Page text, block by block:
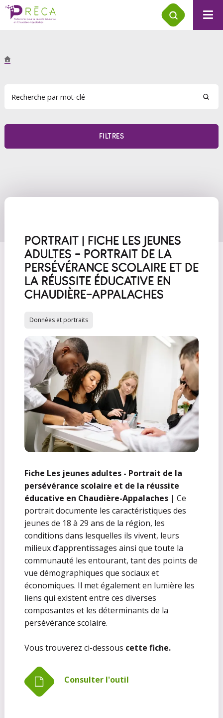
FILTRES
PORTRAIT | FICHE LES JEUNES
ADULTES - PORTRAIT DE LA
PERSÉVÉRANCE SCOLAIRE ET DE
LA RÉUSSITE ÉDUCATIVE EN
CHAUDIÈRE-APPALACHES
Données et portraits
Fiche Les jeunes adultes - Portrait de la
persévérance scolaire et de la réussite
éducative en Chaudière-Appalaches| Ce
portrait documente les caractéristiques des
jeunes de 18 à 29 ans de la région, les
conditions dans lesquelles ils vivent, leurs
milieux d’apprentissages ainsi que toute la
communauté les entourant, tant des points de
vue démographiques que sociaux et
économiques. Il met également en lumière les
liens qui existent entre ces diverses
composantes et les déterminants de la
persévérance scolaire.
Vous trouverez ci-dessous cette fiche.
Consulter l'outil